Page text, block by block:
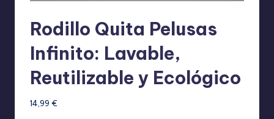
Rodillo Quita Pelusas
Infinito: Lavable,
Reutilizable y Ecológico
14,99 €